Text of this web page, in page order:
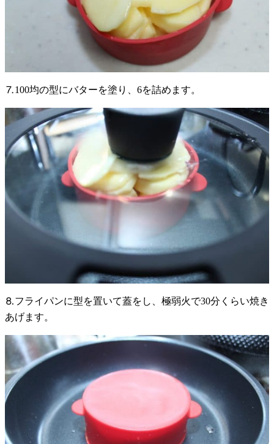
⒎100均の型にバターを塗り、6を詰めます。
⒏フライパンに型を置いて蓋をし、極弱火で30分くらい焼き
あげます。